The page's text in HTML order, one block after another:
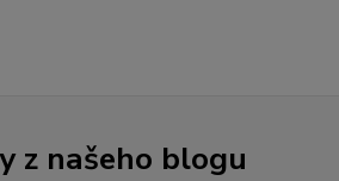
z našeho blogu